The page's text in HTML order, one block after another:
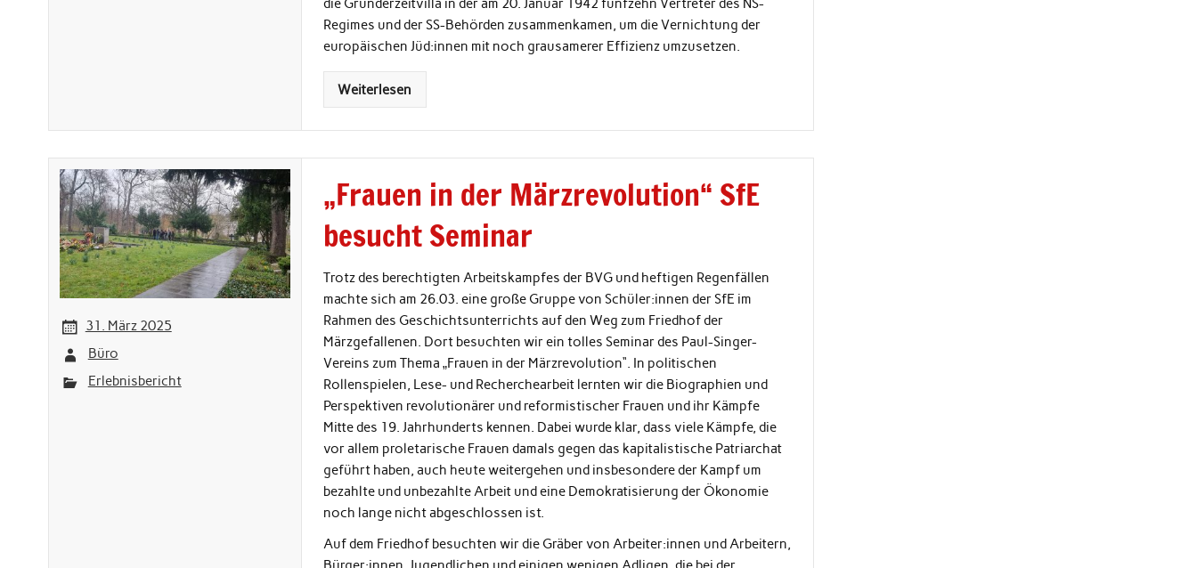
die Gründerzeitvilla in der am 20. Januar 1942 fünfzehn Vertreter des NS-
Regimes und der SS-Behörden zusammenkamen, um die Vernichtung der
europäischen Jüd:innen mit noch grausamerer Effizienz umzusetzen.
Weiterlesen
31. März 2025
Büro
Erlebnisbericht
„Frauen in der Märzrevolution“ SfE
besucht Seminar
Trotz des berechtigten Arbeitskampfes der BVG und heftigen Regenfällen
machte sich am 26.03. eine große Gruppe von Schüler:innen der SfE im
Rahmen des Geschichtsunterrichts auf den Weg zum Friedhof der
Märzgefallenen. Dort besuchten wir ein tolles Seminar des Paul-Singer-
Vereins zum Thema „Frauen in der Märzrevolution“. In politischen
Rollenspielen, Lese- und Recherchearbeit lernten wir die Biographien und
Perspektiven revolutionärer und reformistischer Frauen und ihr Kämpfe
Mitte des 19. Jahrhunderts kennen. Dabei wurde klar, dass viele Kämpfe, die
vor allem proletarische Frauen damals gegen das kapitalistische Patriarchat
geführt haben, auch heute weitergehen und insbesondere der Kampf um
bezahlte und unbezahlte Arbeit und eine Demokratisierung der Ökonomie
noch lange nicht abgeschlossen ist.
Auf dem Friedhof besuchten wir die Gräber von Arbeiter:innen und Arbeitern,